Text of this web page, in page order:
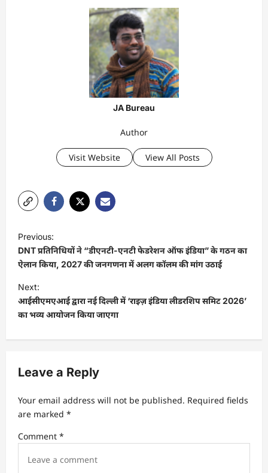
JA Bureau
Author
Visit Website View All Posts
o
s
t
n
a
v
g
a
t
i
Previous:
DNT प्रतिनिधियों ने “डीएनटी-एनटी फेडरेशन ऑफ इंडिया” के गठन का
ऐलान किया, 2027 की जनगणना में अलग कॉलम की मांग उठाई
Next:
आईसीएमएआई द्वारा नई दिल्ली में ‘राइज़ इंडिया लीडरशिप समिट 2026’
का भव्य आयोजन किया जाएगा
Leave a Reply
Your email address will not be published. Required fields
are marked *
Comment *